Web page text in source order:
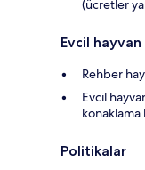
(ücretler
Evcil hayvan
Rehber
Evcil
konaklama
Politikalar